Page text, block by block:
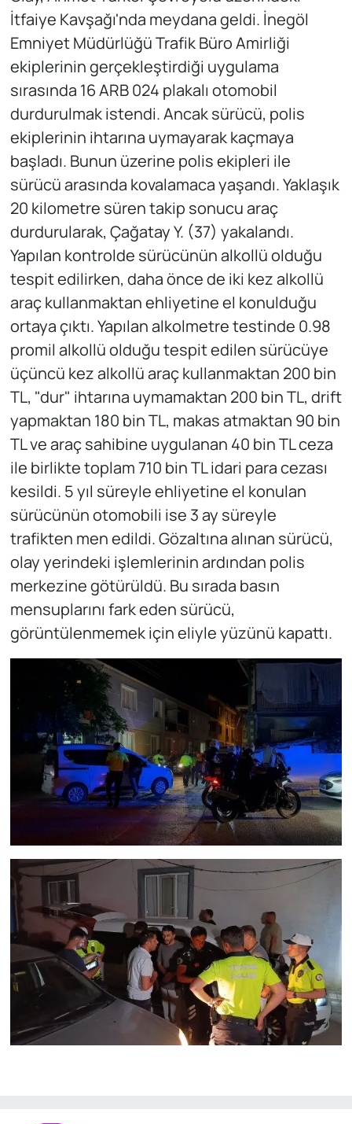
İtfaiye Kavşağı'nda meydana geldi. İnegöl
Emniyet Müdürlüğü Trafik Büro Amirliği
ekiplerinin gerçekleştirdiği uygulama
sırasında 16 ARB 024 plakalı otomobil
durdurulmak istendi. Ancak sürücü, polis
ekiplerinin ihtarına uymayarak kaçmaya
başladı. Bunun üzerine polis ekipleri ile
sürücü arasında kovalamaca yaşandı. Yaklaşık
20 kilometre süren takip sonucu araç
durdurularak, Çağatay Y. (37) yakalandı.
Yapılan kontrolde sürücünün alkollü olduğu
tespit edilirken, daha önce de iki kez alkollü
araç kullanmaktan ehliyetine el konulduğu
ortaya çıktı. Yapılan alkolmetre testinde 0.98
promil alkollü olduğu tespit edilen sürücüye
üçüncü kez alkollü araç kullanmaktan 200 bin
TL, "dur" ihtarına uymamaktan 200 bin TL, drift
yapmaktan 180 bin TL, makas atmaktan 90 bin
TL ve araç sahibine uygulanan 40 bin TL ceza
ile birlikte toplam 710 bin TL idari para cezası
kesildi. 5 yıl süreyle ehliyetine el konulan
sürücünün otomobili ise 3 ay süreyle
trafikten men edildi. Gözaltına alınan sürücü,
olay yerindeki işlemlerinin ardından polis
merkezine götürüldü. Bu sırada basın
mensuplarını fark eden sürücü,
görüntülenmemek için eliyle yüzünü kapattı.